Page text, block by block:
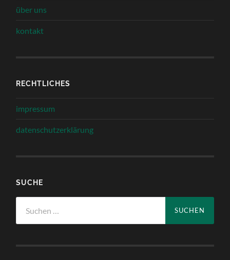
über uns
kontakt
RECHTLICHES
impressum
datenschutzerklärung
SUCHE
nach: